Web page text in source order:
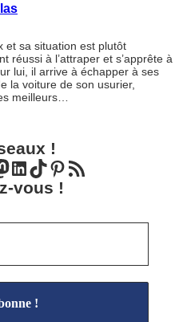
et sa situation est plutôt
réussi à l’attraper et s’apprête à
lui, il arrive à échapper à ses
la voiture de son usurier,
meilleurs…
!
LinkedIn TikTok Pinterest Flux RSS
vous !